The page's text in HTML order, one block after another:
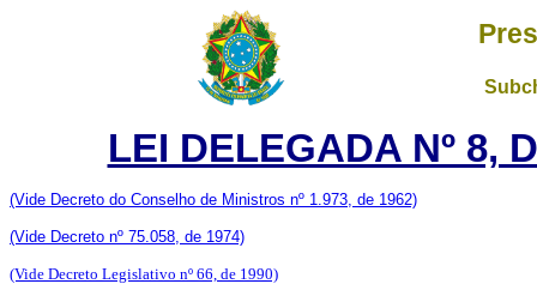
LEI DELEGADA Nº 8,
(Vide Decreto do Conselho de Ministros nº 1.973, de 1962)
(Vide Decreto nº 75.058, de 1974)
(Vide Decreto Legislativo nº 66, de 1990)